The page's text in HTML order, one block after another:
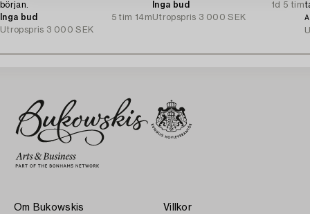
början.
Inga bud
5 tim 14m
Utropspris 3 000 SEK
Inga bud
1d 5 tim
Utropspris 3 000 SEK
Om Bukowskis Villkor